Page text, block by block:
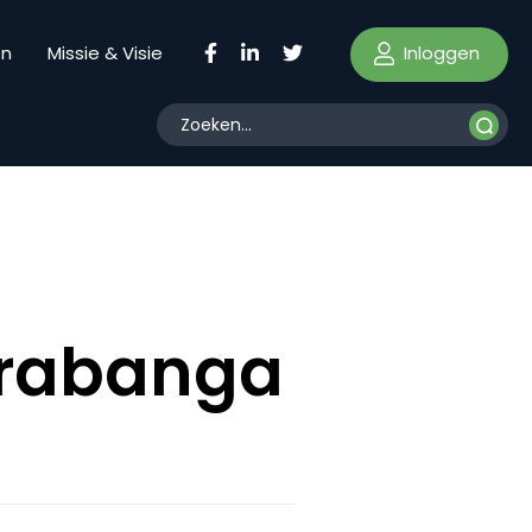
Missie & Visie Inloggen